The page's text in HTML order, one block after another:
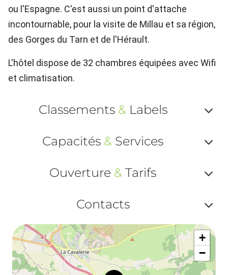
ou l'Espagne. C'est aussi un point d'attache
incontournable, pour la visite de Millau et sa région,
des Gorges du Tarn et de l'Hérault.
L'hôtel dispose de 32 chambres équipées avec Wifi
et climatisation.
Classements &Labels
ou
Capacités & Services
ou
Ouverture & Tarifs
ou
Contacts
ou
+
−